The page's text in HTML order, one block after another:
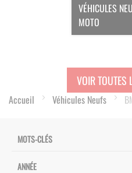
VÉHICULES
MOTO
Accueil Véhicules Neufs
MOTS-CLÉS
ANNÉE